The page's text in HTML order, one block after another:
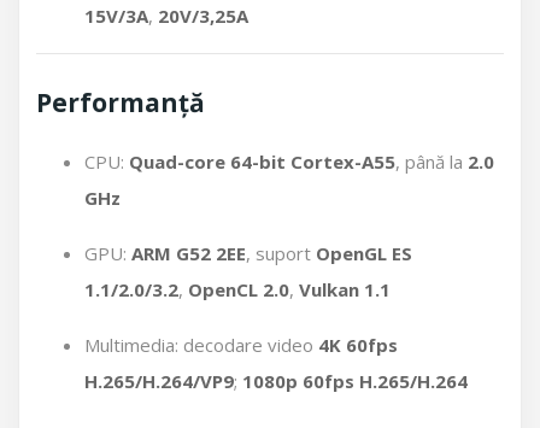
15V/3A, 20V/3,25A
Performanță
CPU: Quad-core 64-bit Cortex-A55, până la 2.0
GHz
GPU: ARM G52 2EE, suport OpenGL ES
1.1/2.0/3.2, OpenCL 2.0, Vulkan 1.1
Multimedia: decodare video 4K 60fps
H.265/H.264/VP9; 1080p 60fps H.265/H.264